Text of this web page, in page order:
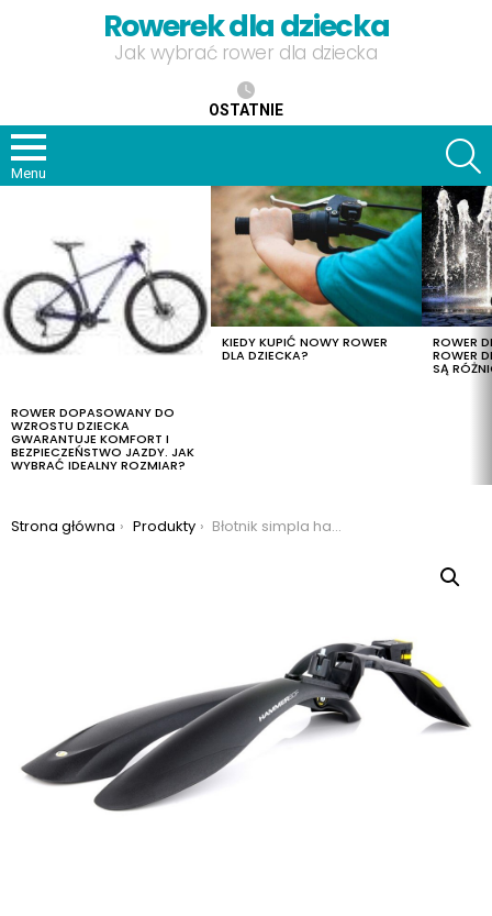
Rowerek dla dziecka
Jak wybrać rower dla dziecka
OSTATNIE
Menu
ROWER DOPASOWANY DO
WZROSTU DZIECKA
GWARANTUJE KOMFORT I
BEZPIECZEŃSTWO JAZDY. JAK
WYBRAĆ IDEALNY ROZMIAR?
KIEDY KUPIĆ NOWY ROWER
DLA DZIECKA?
ROWER
ROWER
SĄ
Jesteś tutaj:
Strona główna Produkty Błotnik simpla hammer 2 sde kpl. 24-29″ czarno-żółty